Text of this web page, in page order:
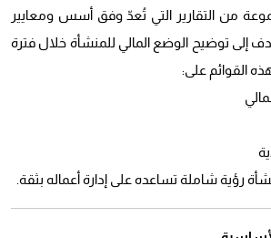
من التقارير التي تُعدّ وفق أسس ومعايير
إلى توضيح الوضع المالي للمنشأة خلال فترة
القوائم على:
رؤية شاملة تساعده على إدارة أعماله بثقة.